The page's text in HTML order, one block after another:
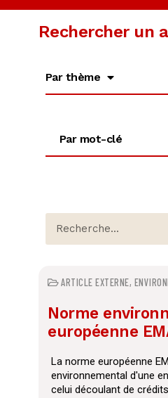
Rechercher un
Par thème
Par mot-clé
ARTICLE EXTERNE,
Norme
européenne
La norme européenne
environnemental d'une
celui découlant de